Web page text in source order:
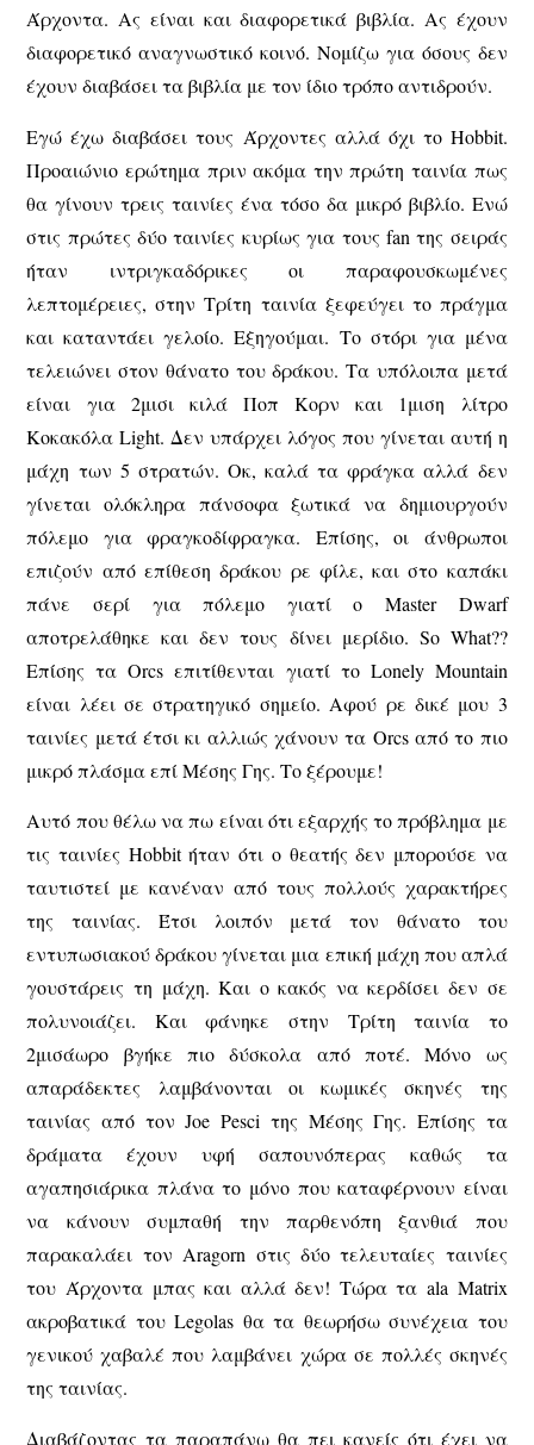
Άρχοντα. Ας είναι και διαφορετικά βιβλία. Ας έχουν
διαφορετικό αναγνωστικό κοινό. Νομίζω για όσους δεν
έχουν διαβάσει τα βιβλία με τον ίδιο τρόπο αντιδρούν.
Εγώ έχω διαβάσει τους Άρχοντες αλλά όχι το Hobbit.
Προαιώνιο ερώτημα πριν ακόμα την πρώτη ταινία πως
θα γίνουν τρεις ταινίες ένα τόσο δα μικρό βιβλίο. Ενώ
στις πρώτες δύο ταινίες κυρίως για τους fan της σειράς
ήταν ιντριγκαδόρικες οι παραφουσκωμένες
λεπτομέρειες, στην Τρίτη ταινία ξεφεύγει το πράγμα
και καταντάει γελοίο. Εξηγούμαι. Το στόρι για μένα
τελειώνει στον θάνατο του δράκου. Τα υπόλοιπα μετά
είναι για 2μισι κιλά Ποπ Κορν και 1μιση λίτρο
Κοκακόλα Light. Δεν υπάρχει λόγος που γίνεται αυτή η
μάχη των 5 στρατών. Οκ, καλά τα φράγκα αλλά δεν
γίνεται ολόκληρα πάνσοφα ξωτικά να δημιουργούν
πόλεμο για φραγκοδίφραγκα. Επίσης, οι άνθρωποι
επιζούν από επίθεση δράκου ρε φίλε, και στο καπάκι
πάνε σερί για πόλεμο γιατί ο Master Dwarf
αποτρελάθηκε και δεν τους δίνει μερίδιο. So What??
Επίσης τα Orcs επιτίθενται γιατί το Lonely Mountain
είναι λέει σε στρατηγικό σημείο. Αφού ρε δικέ μου 3
ταινίες μετά έτσι κι αλλιώς χάνουν τα Orcs από το πιο
μικρό πλάσμα επί Μέσης Γης. Το ξέρουμε!
Αυτό που θέλω να πω είναι ότι εξαρχής το πρόβλημα με
τις ταινίες Hobbit ήταν ότι ο θεατής δεν μπορούσε να
ταυτιστεί με κανέναν από τους πολλούς χαρακτήρες
της ταινίας. Έτσι λοιπόν μετά τον θάνατο του
εντυπωσιακού δράκου γίνεται μια επική μάχη που απλά
γουστάρεις τη μάχη. Και ο κακός να κερδίσει δεν σε
πολυνοιάζει. Και φάνηκε στην Τρίτη ταινία το
2μισάωρο βγήκε πιο δύσκολα από ποτέ. Μόνο ως
απαράδεκτες λαμβάνονται οι κωμικές σκηνές της
ταινίας από τον Joe Pesci της Μέσης Γης. Επίσης τα
δράματα έχουν υφή σαπουνόπερας καθώς τα
αγαπησιάρικα πλάνα το μόνο που καταφέρνουν είναι
να κάνουν συμπαθή την παρθενόπη ξανθιά που
παρακαλάει τον Aragorn στις δύο τελευταίες ταινίες
του Άρχοντα μπας και αλλά δεν! Τώρα τα ala Matrix
ακροβατικά του Legolas θα τα θεωρήσω συνέχεια του
γενικού χαβαλέ που λαμβάνει χώρα σε πολλές σκηνές
της ταινίας.
Διαβάζοντας τα παραπάνω θα πει κανείς ότι έχει να